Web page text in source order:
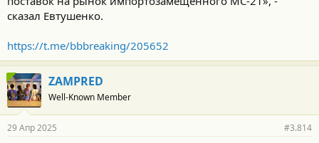
сказал Евтушенко.
https://t.me/bbbreaking/205652
ZAMPRED
Well-Known Member
29 Апр 2025 #3.814